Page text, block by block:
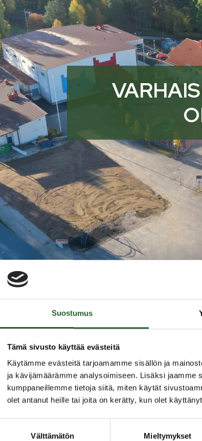
Suostumus
Tämä sivusto käyttää evästeitä
Käytämme evästeitä tarjoamamme sisällön ja
ja kävijämäärämme analysoimiseen. Lisäksi jaamme
kumppaneillemme tietoja siitä, miten käytät
olet antanut heille tai joita on kerätty, kun olet
Välttämätön Mieltymykset
ja opetus
ja opetus